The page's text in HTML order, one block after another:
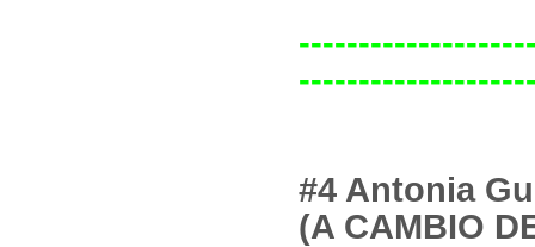
#4 Antonia
(A CAMBIO